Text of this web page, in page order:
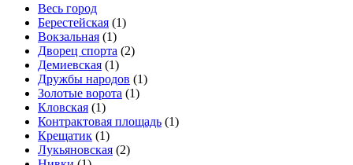
Весь город
Берестейская (1)
Вокзальная (1)
Дворец спорта (2)
Демиевская (1)
Дружбы народов (1)
Золотые ворота (1)
Кловская (1)
Контрактовая площадь (1)
Крещатик (1)
Лукьяновская (2)